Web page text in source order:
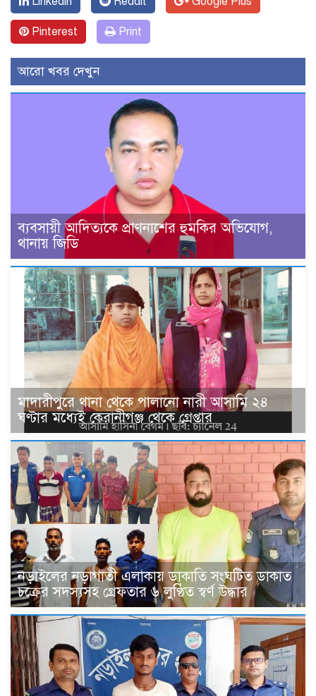
Pinterest Print
আরো খবর দেখুন
ব্যবসায়ী আদিত্যকে প্রাণনাশের হুমকির অভিযোগ,
থানায় জিডি
মাদারীপুরে থানা থেকে পালানো নারী আসামি ২৪
ঘণ্টার মধ্যেই কেরানীগঞ্জ থেকে গ্রেপ্তার
নড়াইলের নড়াগাতী এলাকায় ডাকাতি সংঘটিত ডাকাত
চক্রের সদস্যসহ গ্রেফতার ৬ লুণ্ঠিত স্বর্ণ উদ্ধার